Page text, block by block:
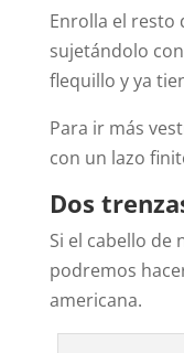
Enrolla el resto
sujetándolo
flequillo y ya
Para ir más
con un lazo
Dos
Si el cabello de
podremos
americana.